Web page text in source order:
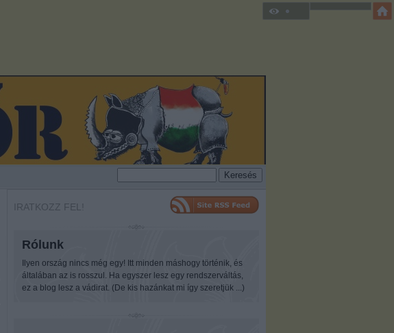
IRATKOZZ FEL!
Rólunk
Ilyen ország nincs még egy! Itt minden máshogy történik, és
általában az is rosszul. Ha egyszer lesz egy rendszerváltás,
ez a blog lesz a vádirat. (De kis hazánkat mi így szeretjük ...)